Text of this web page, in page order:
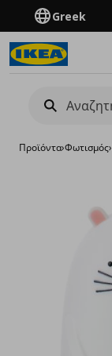
Greek
Προϊόντα›Φωτισμός›